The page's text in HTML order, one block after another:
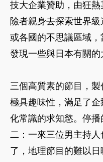
技大企業贊助，由狂熱
險者親身去探索世界級
或各國的不思議區域，
發現一些與日本有關的
三個高質素的節目，製
極具趣味性，滿足了企
化常識的求知慾。停播
二：一來三位男主持
了，地理節目的難以日